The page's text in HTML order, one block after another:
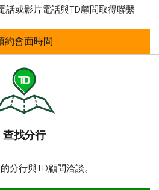
話或影片電話與TD顧問取得聯繫
約會面時間
約會面時間
查找分行​​​​​​​
分行與TD顧問洽談。